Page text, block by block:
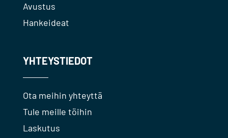
Avustus
Hankeideat
YHTEYSTIEDOT
Ota meihin yhteyttä
Tule meille töihin
Laskutus